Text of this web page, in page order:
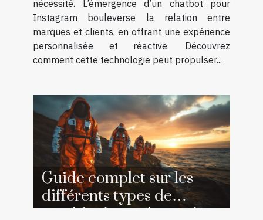
nécessité. L’émergence d’un chatbot pour
Instagram bouleverse la relation entre
marques et clients, en offrant une expérience
personnalisée et réactive. Découvrez
comment cette technologie peut propulser...
Guide complet sur les
différents types de
combinaisons de survie